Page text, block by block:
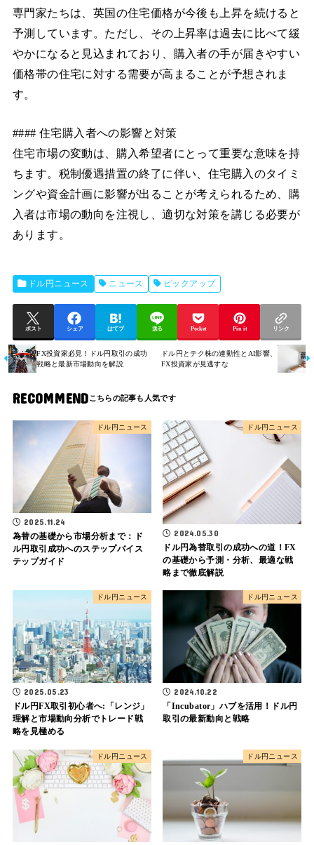
専門家たちは、英国の住宅価格が今後も上昇を続けると
予測しています。ただし、その上昇率は過去に比べて緩
やかになると見込まれており、購入者の手が届きやすい
価格帯の住宅に対する需要が高まることが予想されま
す。
#### 住宅購入者への影響と対策
住宅市場の変動は、購入希望者にとって重要な意味を持
ちます。税制優遇措置の終了に伴い、住宅購入のタイミ
ングや資金計画に影響が出ることが考えられるため、購
入者は市場の動向を注視し、適切な対策を講じる必要が
あります。
ドル円ニュース ニュース ピックアップ
ポスト シェア はてブ 送る Pocket Pin it リンク
FX投資家必見！ドル円取引の成功
戦略と最新市場動向を解説
ドル円とテク株の連動性とAI影響、
FX投資家が見逃すな
RECOMMEND
ドル円ニュース
2025.11.24
為替の基礎から市場分析まで：ド
ル円取引成功へのステップバイス
テップガイド
ドル円ニュース
2024.05.30
ドル円為替取引の成功への道！FX
の基礎から予測・分析、最適な戦
略まで徹底解説
ドル円ニュース
2025.05.23
ドル円FX取引初心者へ:「レンジ」
理解と市場動向分析でトレード戦
略を見極める
ドル円ニュース
2024.10.22
「Incubator」ハブを活用！ドル円
取引の最新動向と戦略
ドル円ニュース ドル円ニュース